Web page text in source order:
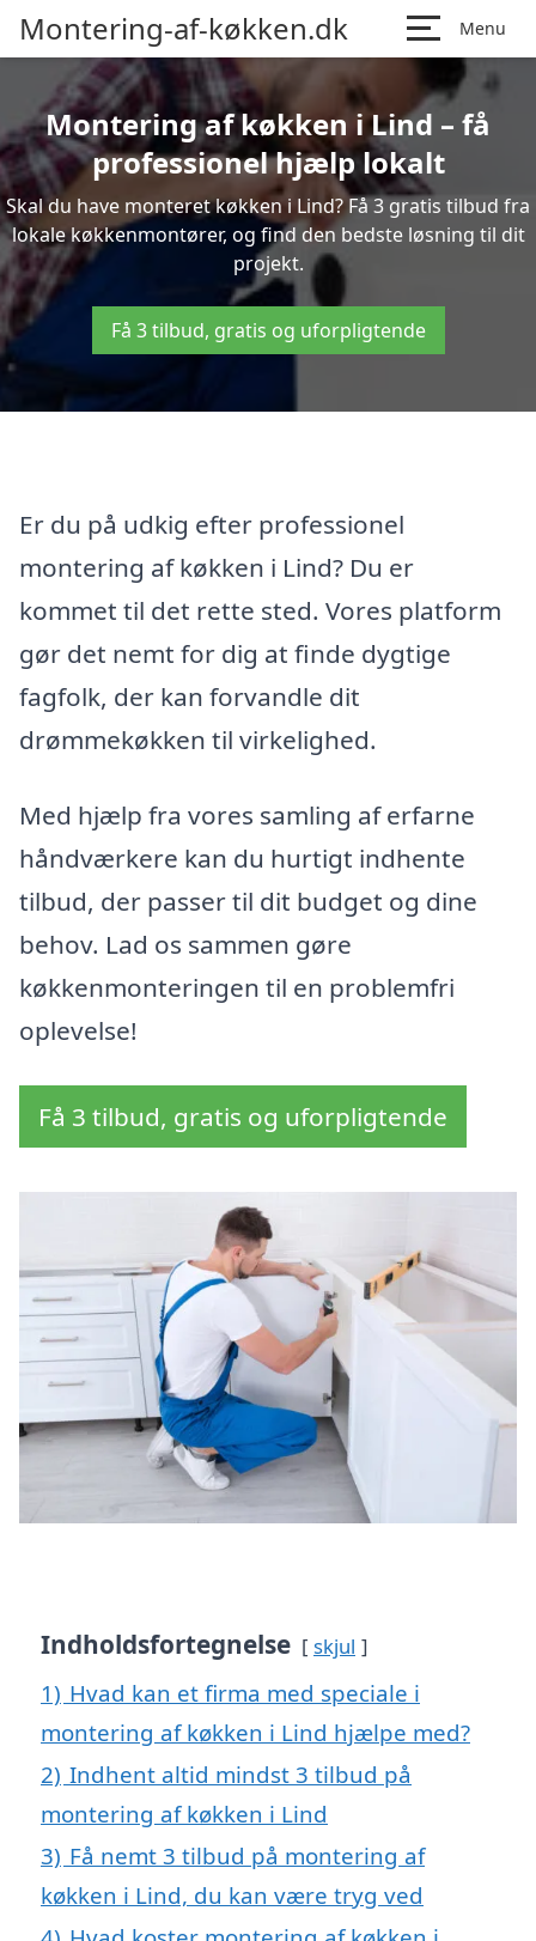
Montering-af-køkken.dk Menu
Montering af køkken i Lind – få
professionel hjælp lokalt
Skal du have monteret køkken i Lind? Få 3 gratis tilbud fra
lokale køkkenmontører, og find den bedste løsning til dit
projekt.
Få 3 tilbud, gratis og uforpligtende
Er du på udkig efter professionel
montering af køkken i Lind? Du er
kommet til det rette sted. Vores platform
gør det nemt for dig at finde dygtige
fagfolk, der kan forvandle dit
drømmekøkken til virkelighed.
Med hjælp fra vores samling af erfarne
håndværkere kan du hurtigt indhente
tilbud, der passer til dit budget og dine
behov. Lad os sammen gøre
køkkenmonteringen til en problemfri
oplevelse!
Få 3 tilbud, gratis og uforpligtende
Indholdsfortegnelse skjul
1) Hvad kan et firma med speciale i
montering af køkken i Lind hjælpe med?
2) Indhent altid mindst 3 tilbud på
montering af køkken i Lind
3) Få nemt 3 tilbud på montering af
køkken i Lind, du kan være tryg ved